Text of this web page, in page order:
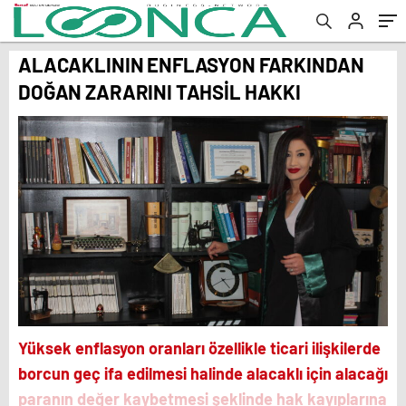
ALACAKLININ ENFLASYON FARKINDAN
DOĞAN ZARARINI TAHSİL HAKKI
Yüksek enflasyon oranları özellikle ticari ilişkilerde
borcun geç ifa edilmesi halinde alacaklı için alacağı
paranın değer kaybetmesi şeklinde hak kayıplarına